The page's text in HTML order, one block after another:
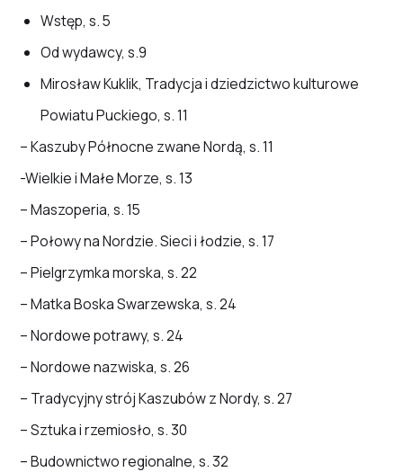
Wstęp, s. 5
Od wydawcy, s.9
Mirosław Kuklik, Tradycja i dziedzictwo kulturowe
Powiatu Puckiego, s. 11
– Kaszuby Północne zwane Nordą, s. 11
-Wielkie i Małe Morze, s. 13
– Maszoperia, s. 15
– Połowy na Nordzie. Sieci i łodzie, s. 17
– Pielgrzymka morska, s. 22
– Matka Boska Swarzewska, s. 24
– Nordowe potrawy, s. 24
– Nordowe nazwiska, s. 26
– Tradycyjny strój Kaszubów z Nordy, s. 27
– Sztuka i rzemiosło, s. 30
– Budownictwo regionalne, s. 32